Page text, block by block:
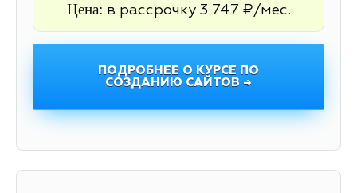
Цена: в рассрочку 3 747 ₽/мес.
ПОДРОБНЕЕ О КУРСЕ ПО
СОЗДАНИЮ САЙТОВ →